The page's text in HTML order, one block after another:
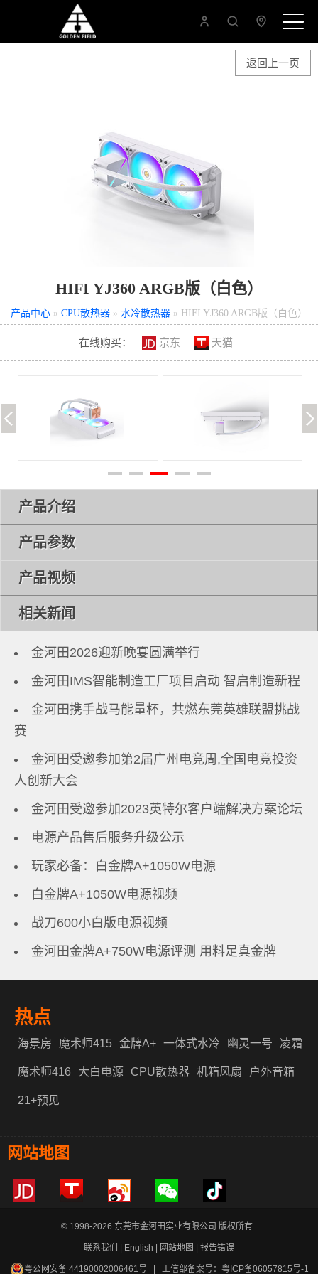
返回上一页
HIFI YJ360 ARGB版（白色）
产品中心 » CPU散热器 » 水冷散热器 » HIFI YJ360 ARGB版（白色）
在线购买： 京东 天猫
产品介绍
产品参数
产品视频
相关新闻
金河田2026迎新晚宴圆满举行
金河田IMS智能制造工厂项目启动 智启制造新程
金河田携手战马能量杯，共燃东莞英雄联盟挑战
赛
金河田受邀参加第2届广州电竞周,全国电竞投资
人创新大会
金河田受邀参加2023英特尔客户端解决方案论坛
电源产品售后服务升级公示
玩家必备：白金牌A+1050W电源
白金牌A+1050W电源视频
战刀600小白版电源视频
金河田金牌A+750W电源评测 用料足真金牌
热点
海景房 魔术师415 金牌A+ 一体式水冷 幽灵一号 凌霜
魔术师416 大白电源 CPU散热器 机箱风扇 户外音箱
21+预见
网站地图
© 1998-2026 东莞市金河田实业有限公司 版权所有
联系我们 | English | 网站地图 | 报告错误
粤公网安备 44190002006461号 | 工信部备案号： 粤ICP备06057815号-1